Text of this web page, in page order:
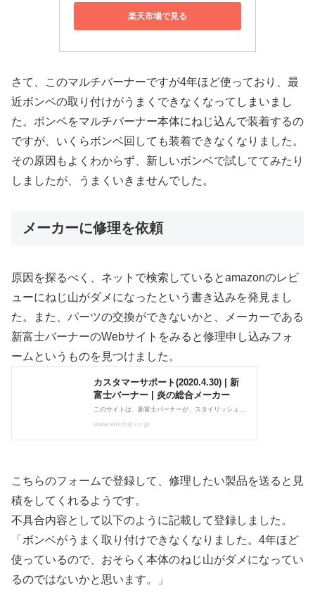
楽天市場で見る
さて、このマルチバーナーですが4年ほど使っており、最
近ボンベの取り付けがうまくできなくなってしまいまし
た。ボンベをマルチバーナー本体にねじ込んで装着するの
ですが、いくらボンベ回しても装着できなくなりました。
その原因もよくわからず、新しいボンベで試しててみたり
しましたが、うまくいきませんでした。
メーカーに修理を依頼
原因を探るべく、ネットで検索しているとamazonのレビ
ューにねじ山がダメになったという書き込みを発見まし
た。また、パーツの交換ができないかと、メーカーである
新富士バーナーのWebサイトをみると修理申し込みフォ
ームというものを見つけました。
こちらのフォームで登録して、修理したい製品を送ると見
積をしてくれるようです。
不具合内容として以下のように記載して登録しました。
「ボンベがうまく取り付けできなくなりました。4年ほど
使っているので、おそらく本体のねじ山がダメになってい
るのではないかと思います。」